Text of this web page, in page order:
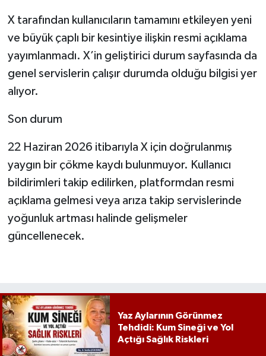
X tarafından kullanıcıların tamamını etkileyen yeni
ve büyük çaplı bir kesintiye ilişkin resmi açıklama
yayımlanmadı. X’in geliştirici durum sayfasında da
genel servislerin çalışır durumda olduğu bilgisi yer
alıyor.
Son durum
22 Haziran 2026 itibarıyla X için doğrulanmış
yaygın bir çökme kaydı bulunmuyor. Kullanıcı
bildirimleri takip edilirken, platformdan resmi
açıklama gelmesi veya arıza takip servislerinde
yoğunluk artması halinde gelişmeler
güncellenecek.
Yaz Aylarının Görünmez
Tehdidi: Kum Sineği ve Yol
Açtığı Sağlık Riskleri